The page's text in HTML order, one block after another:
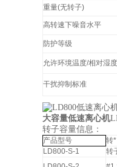
重量(无转子)
高转速下噪音水平
防护等级
允许环境温度/相对湿度
干扰抑制标准
大容量低速离心机
转子容量信息：
产品型号
转*
LD800-S-1
转